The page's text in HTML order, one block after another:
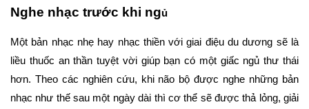
Nghe nhạc trước khi ngủ
Một bản nhạc nhẹ hay nhạc thiền với giai điệu du dương sẽ là
liều thuốc an thần tuyệt vời giúp bạn có một giấc ngủ thư thái
hơn. Theo các nghiên cứu, khi não bộ được nghe những bản
nhạc như thế sau một ngày dài thì cơ thể sẽ được thả lỏng, giải